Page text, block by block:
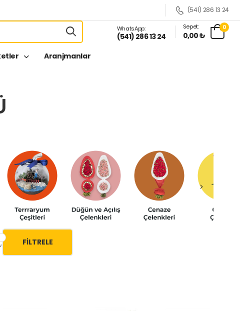
(541) 286 13 24
WhatsApp:
(541) 286 13 24
Sepet:
0,00 ₺
0
Aranjmanlar
FILTRELE